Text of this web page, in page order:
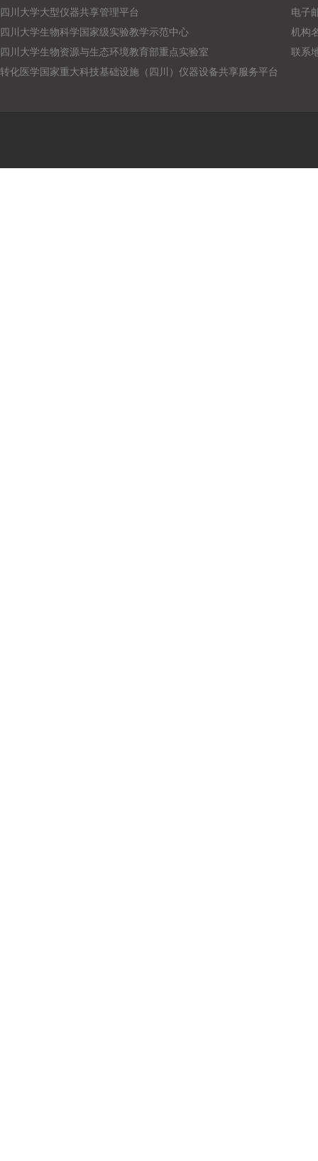
四川大学大型仪器共享管理平台
四川大学生物科学国家级实验教学示范中心
四川大学生物资源与生态环境教育部重点实验室
转化医学国家重大科技基础设施（四川）仪器设备共享服务平台
电子
机构
联系